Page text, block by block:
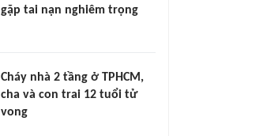
gặp tai nạn nghiêm trọng
Cháy nhà 2 tầng ở TPHCM,
cha và con trai 12 tuổi tử
vong